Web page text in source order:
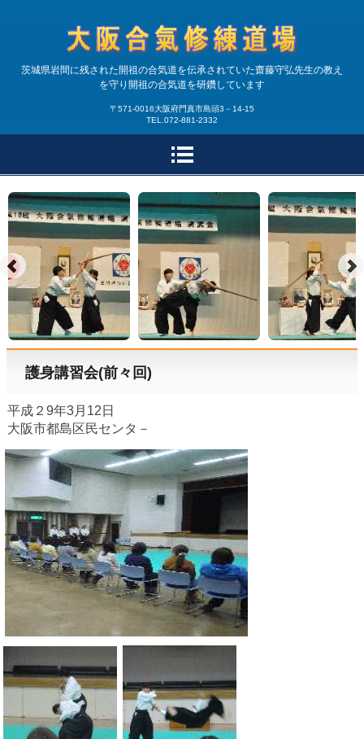
合気道大阪合氣修練道場|
大阪・兵庫で開祖の合気
道を研鑽
茨城県岩間に残された開祖の合気道を伝承されていた齋藤守弘先生の教え
を守り開祖の合気道を研鑽しています
〒571-0016大阪府門真市島頭3－14-15
TEL.072-881-2332
護身講習会(前々回)
平成２9年3月12日
大阪市都島区民センタ－